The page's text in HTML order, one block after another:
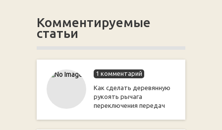
Комментируемые
статьи
1 комментарий
Как сделать деревянную
рукоять рычага
переключения передач